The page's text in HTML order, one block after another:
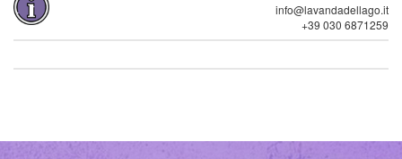
info@lavandadellago.it
+39 030 6871259